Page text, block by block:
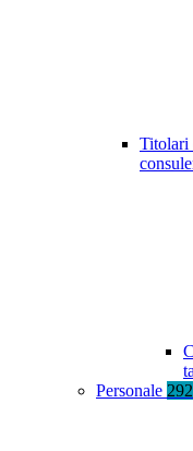
Titolari
Personale 292